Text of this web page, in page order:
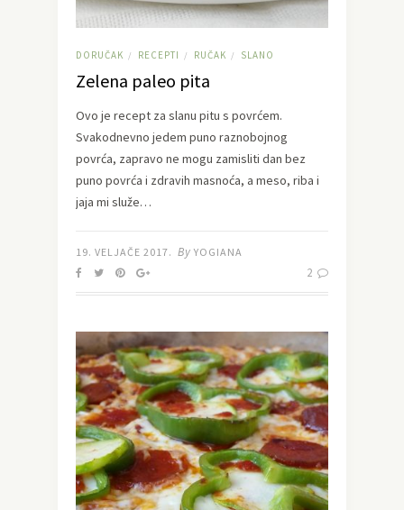
DORUČAK / RECEPTI / RUČAK / SLANO
Zelena paleo pita
Ovo je recept za slanu pitu s povrćem.
Svakodnevno jedem puno raznobojnog
povrća, zapravo ne mogu zamisliti dan bez
puno povrća i zdravih masnoća, a meso, riba i
jaja mi služe…
19. VELJAČE 2017. By YOGIANA
2